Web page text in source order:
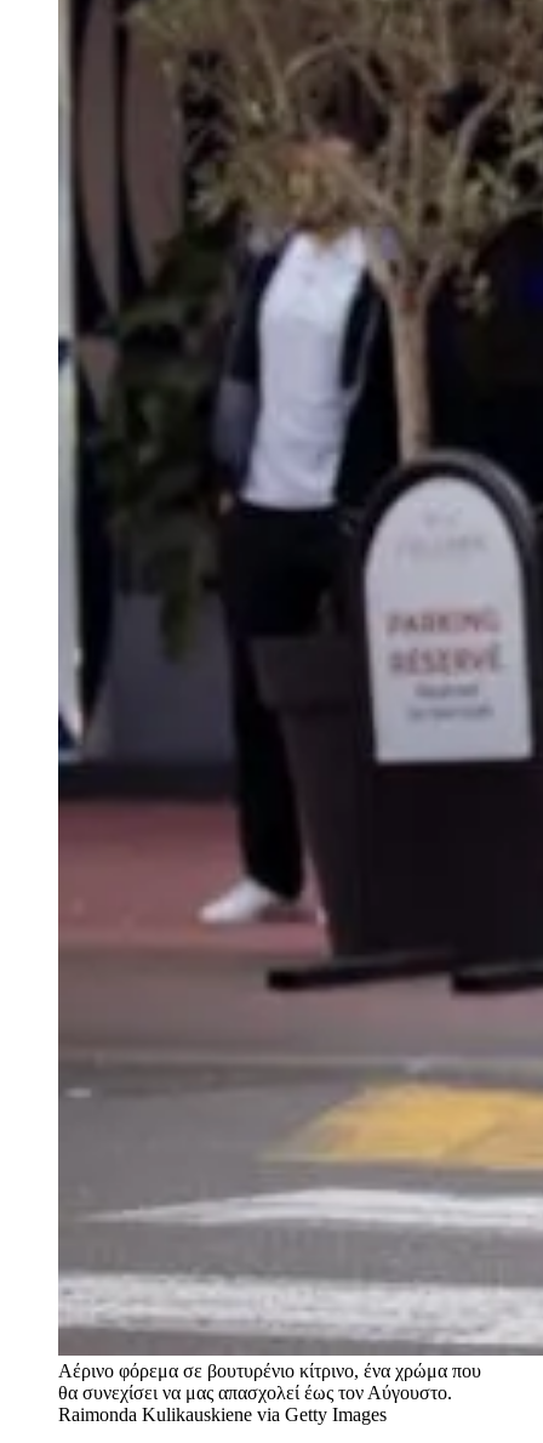
Αέρινο φόρεμα σε βουτυρένιο κίτρινο, ένα χρώμα που
θα συνεχίσει να μας απασχολεί έως τον Αύγουστο.
Raimonda Kulikauskiene via Getty Images